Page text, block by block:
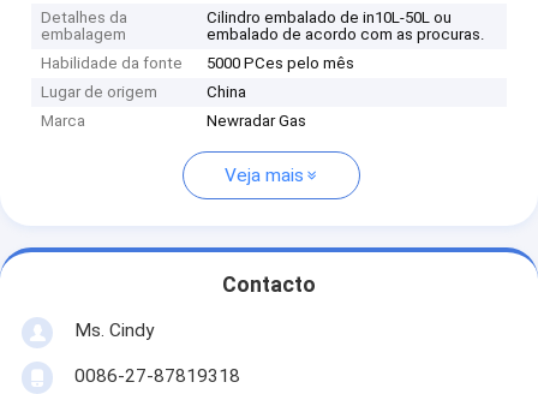
Detalhes da
embalagem
Cilindro embalado de in10L-50L ou
embalado de acordo com as procuras.
Habilidade da fonte
5000 PCes pelo mês
Lugar de origem
China
Marca
Newradar Gas
Veja mais
Contacto
Ms. Cindy
0086-27-87819318